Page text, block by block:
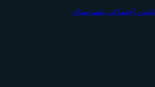
اجتماعی شهرستان